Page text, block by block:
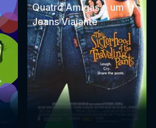
Quatro Amigas e um
Jeans Viajante